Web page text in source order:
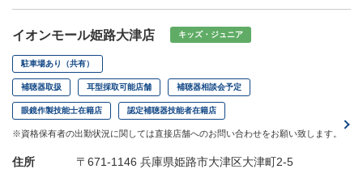
イオンモール姫路大津店 キッズ・ジュニア
駐車場あり（共有）
補聴器取扱 耳型採取可能店舗 補聴器相談会予定
眼鏡作製技能士在籍店 認定補聴器技能者在籍店
※資格保有者の出勤状況に関しては直接店舗へのお問い合わせをお願い致します。
住所
〒671-1146 兵庫県姫路市大津区大津町2-5